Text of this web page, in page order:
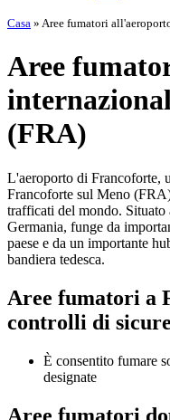
Casa » Aree fumatori
Aree
(FRA)
L'aeroporto di Francoforte,
Francoforte sul Meno
trafficati del mondo.
Germania, funge da
paese e da un importante
bandiera tedesca.
Aree fumatori a
controlli di
È consentito fumare
designate
Aree fumatori